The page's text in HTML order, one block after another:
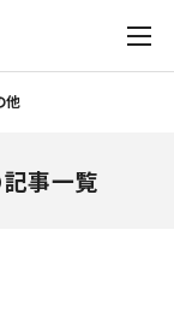
他
記事一覧